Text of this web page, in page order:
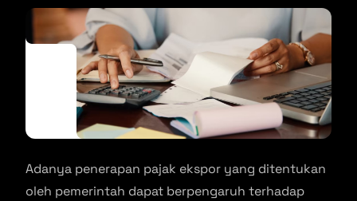
Adanya penerapan pajak ekspor yang ditentukan
oleh pemerintah dapat berpengaruh terhadap